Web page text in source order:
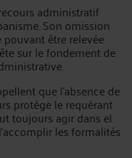
administratif
Son omission
être relevée
sur le fondement de
que l'absence de
protège le requérant
toujours agir dans el
les formalités